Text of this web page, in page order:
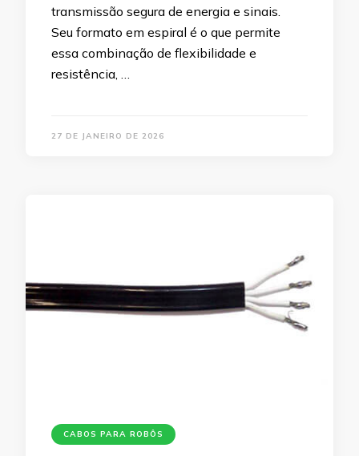
transmissão segura de energia e sinais.
Seu formato em espiral é o que permite
essa combinação de flexibilidade e
resistência, …
27 DE JANEIRO DE 2026
CABOS PARA ROBÔS